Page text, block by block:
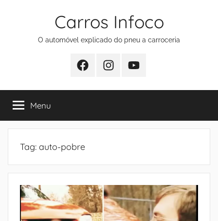
Carros Infoco
O automóvel explicado do pneu a carroceria
FacebookInstagramYoutube
Menu
Tag: auto-pobre